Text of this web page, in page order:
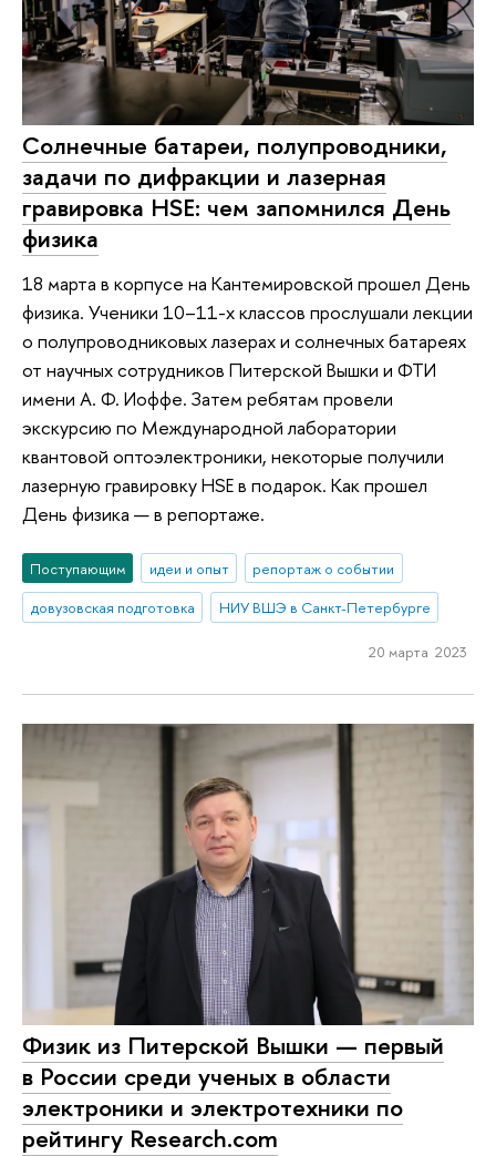
Солнечные батареи, полупроводники,
задачи по дифракции и лазерная
гравировка HSE: чем запомнился День
физика
18 марта в корпусе на Кантемировской прошел День
физика. Ученики 10–11-х классов прослушали лекции
о полупроводниковых лазерах и солнечных батареях
от научных сотрудников Питерской Вышки и ФТИ
имени А. Ф. Иоффе. Затем ребятам провели
экскурсию по Международной лаборатории
квантовой оптоэлектроники, некоторые получили
лазерную гравировку HSE в подарок. Как прошел
День физика — в репортаже.
Поступающим идеи и опыт
репортаж о событии
довузовская подготовка
НИУ ВШЭ в Санкт-Петербурге
20 марта 2023
Физик из Питерской Вышки — первый
в России среди ученых в области
электроники и электротехники по
рейтингу Research.com